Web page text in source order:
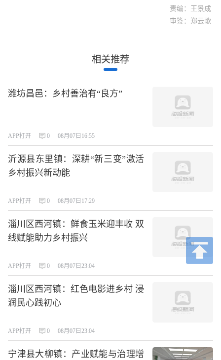
责编：王景成
审签：郑云歌
相关推荐
潍坊昌邑：乡村善治有“良方”
APP打开 0 08月07日16:55
沂源县东里镇：深耕“新三变”激活
乡村振兴新动能
APP打开 0 08月07日17:29
淄川区西河镇：鲜食玉米迎丰收 双
线赋能助力乡村振兴
APP打开 0 08月07日23:04
淄川区西河镇：红色电影进乡村 浸
润民心践初心
APP打开 0 08月07日23:04
宁津县大柳镇：产业赋能与治理增